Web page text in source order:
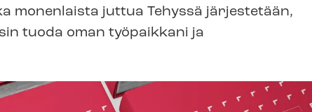
monenlaista juttua Tehyssä järjestetään,
tuoda oman työpaikkani ja